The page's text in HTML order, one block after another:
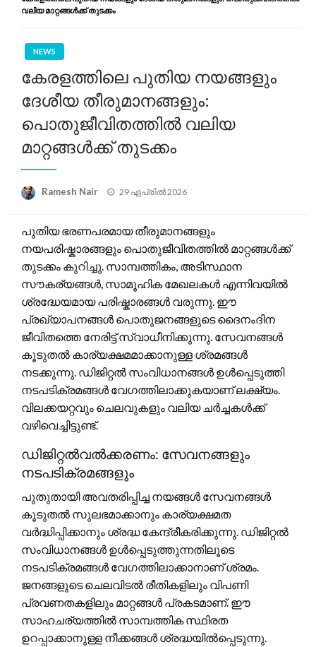
വലിയ മാറ്റങ്ങൾക്ക് തുടക്കം
NEWS
കേരളത്തിലെ പുതിയ നയങ്ങളും
ദേശീയ തീരുമാനങ്ങളും:
പൊതുജീവിതത്തിൽ വലിയ
മാറ്റങ്ങൾക്ക് തുടക്കം
Ramesh Nair
Posted
29 ഏപ്രിൽ 2026
പുതിയ ഭരണപരമായ തീരുമാനങ്ങളും
നയപരിഷ്കാരങ്ങളും പൊതുജീവിതത്തിൽ മാറ്റങ്ങൾക്ക്
തുടക്കം കുറിച്ചു. സാമ്പത്തികം, അടിസ്ഥാന
സൗകര്യങ്ങൾ, സാമൂഹിക മേഖലകൾ എന്നിവയിൽ
ശ്രദ്ധേയമായ പരിഷ്കാരങ്ങൾ വരുന്നു. ഈ
പ്രഖ്യാപനങ്ങൾ പൊതുജനങ്ങളുടെ ദൈനംദിന
ജീവിതത്തെ നേരിട്ട് സ്വാധീനിക്കുന്നു. സേവനങ്ങൾ
കൂടുതൽ കാര്യക്ഷമമാക്കാനുള്ള ശ്രമങ്ങൾ
നടക്കുന്നു. ഡിജിറ്റൽ സംവിധാനങ്ങൾ ഉൾപ്പെടുത്തി
നടപടിക്രമങ്ങൾ വേഗത്തിലാക്കുകയാണ് ലക്ഷ്യം.
വിലക്കയറ്റവും ചെലവുകളും വലിയ ചർച്ചകൾക്ക്
വഴിവെച്ചിട്ടുണ്ട്.
ഡിജിറ്റൽവൽക്കരണം: സേവനങ്ങളും
നടപടിക്രമങ്ങളും
പുതുതായി അവതരിപ്പിച്ച നയങ്ങൾ സേവനങ്ങൾ
കൂടുതൽ സുലഭമാക്കാനും കാര്യക്ഷമത
വർദ്ധിപ്പിക്കാനും ശ്രദ്ധ കേന്ദ്രീകരിക്കുന്നു. ഡിജിറ്റൽ
സംവിധാനങ്ങൾ ഉൾപ്പെടുത്തുന്നതിലൂടെ
നടപടിക്രമങ്ങൾ വേഗത്തിലാക്കാനാണ് ശ്രമം.
ജനങ്ങളുടെ ചെലവിടൽ രീതികളിലും വിപണി
പ്രവണതകളിലും മാറ്റങ്ങൾ പ്രകടമാണ്. ഈ
സാഹചര്യത്തിൽ സാമ്പത്തിക സ്ഥിരത
ഉറപ്പാക്കാനുള്ള നീക്കങ്ങൾ ശ്രദ്ധയിൽപ്പെടുന്നു.